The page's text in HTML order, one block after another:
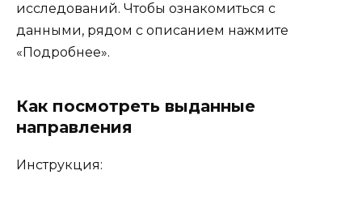
исследований. Чтобы ознакомиться с
данными, рядом с описанием нажмите
«Подробнее».
Как посмотреть выданные
направления
Инструкция: